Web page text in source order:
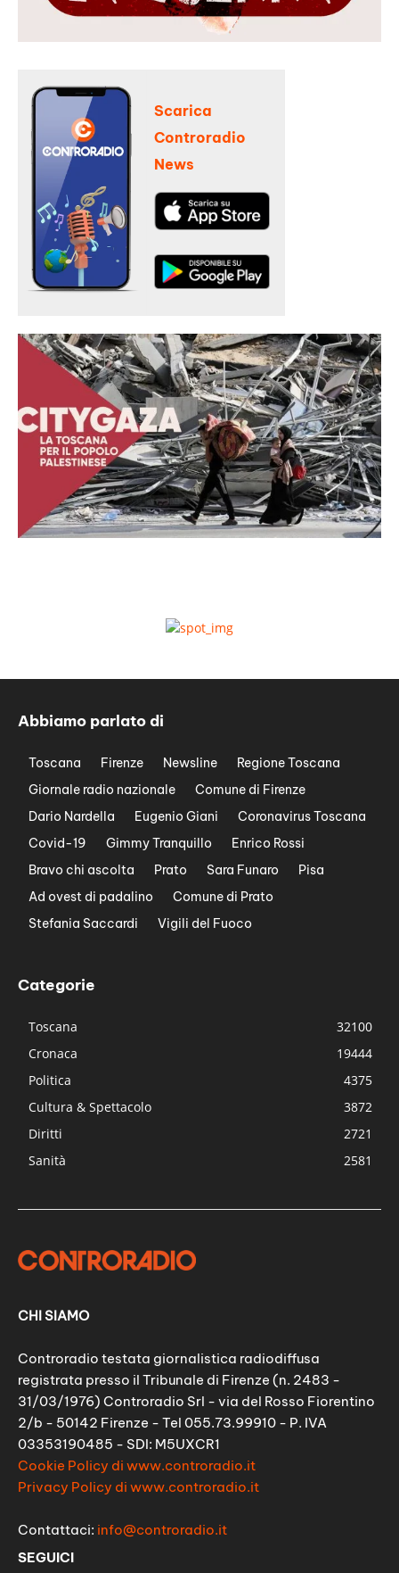
Scarica
Controradio
News
Abbiamo parlato di
Toscana Firenze Newsline
Regione Toscana
Giornale radio nazionale
Comune di Firenze
Dario Nardella
Eugenio Giani
Coronavirus Toscana
Covid-19
Gimmy Tranquillo
Enrico Rossi
Bravo chi ascolta
Prato Sara Funaro
Pisa
Ad ovest di padalino
Comune di Prato
Stefania Saccardi
Vigili del Fuoco
Categorie
Toscana
32100
Cronaca
19444
Politica
4375
Cultura & Spettacolo
3872
Diritti
2721
Sanità
2581
CHI SIAMO
Controradio testata giornalistica radiodiffusa
registrata presso il Tribunale di Firenze (n. 2483 -
31/03/1976) Controradio Srl - via del Rosso Fiorentino
2/b - 50142 Firenze - Tel 055.73.99910 - P. IVA
03353190485 - SDI: M5UXCR1
Cookie Policy di www.controradio.it
Privacy Policy di www.controradio.it
Contattaci: info@controradio.it
SEGUICI